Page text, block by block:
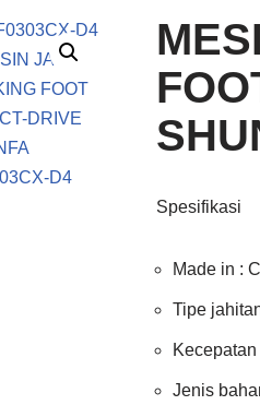
Spesifikasi
Made in :
Tipe
Jenis